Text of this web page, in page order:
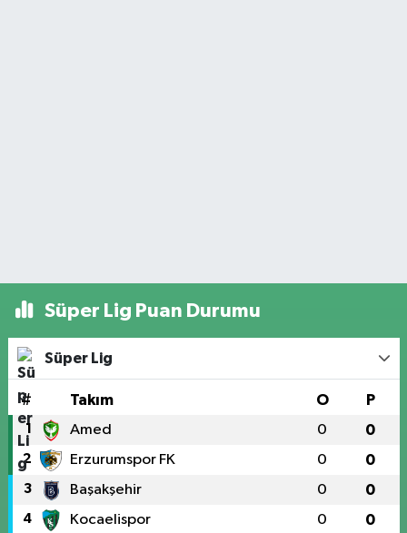
Süper Lig Puan Durumu
Süper Lig
# Takım O P
1 Amed 0 0
2 Erzurumspor FK 0 0
3 Başakşehir 0 0
4 Kocaelispor 0 0